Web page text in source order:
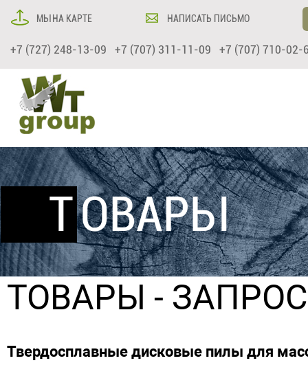
МЫ НА КАРТЕ НАПИСАТЬ ПИСЬМО
+7 (727) 248-13-09 +7 (707) 311-11-09 +7 (707) 710-02-
ТОВАРЫ
ТОВАРЫ -
Твердосплавные дисковые пилы для